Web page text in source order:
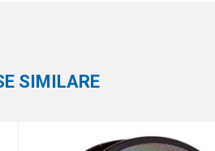
SIMILARE